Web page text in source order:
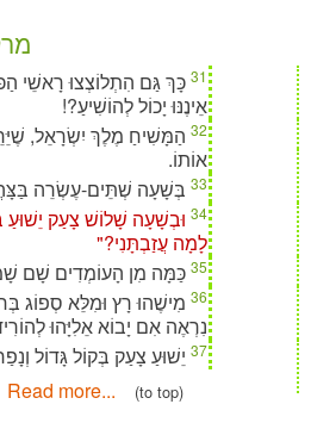
מרקוס 15
31 כָּךְ גַּם הִתְלוֹצְצוּ רָאשֵׁי
אֵינֶנּוּ יָכוֹל לְהוֹשִׁיעַ?!
32 הַמָּשִׁיחַ מֶלֶךְ יִשְׂרָאֵל,
אוֹתוֹ.
33 בְּשָׁעָה שְׁתֵּים-עֶשְׂרֵה
34 וּבְשָׁעָה שָׁלוֹשׁ צָעַק יֵשׁוּעַ
לָמָה עֲזַבְתָּנִי?"
35 כַּמָּה מִן הָעוֹמְדִים שָׁם
36 מִישֶׁהוּ רָץ וּמִלֵּא סְפוֹג
נִרְאֶה אִם יָבוֹא אֵלִיָּהוּ
37 יֵשׁוּעַ צָעַק בְּקוֹל גָּדוֹל
Read more...
(to top)